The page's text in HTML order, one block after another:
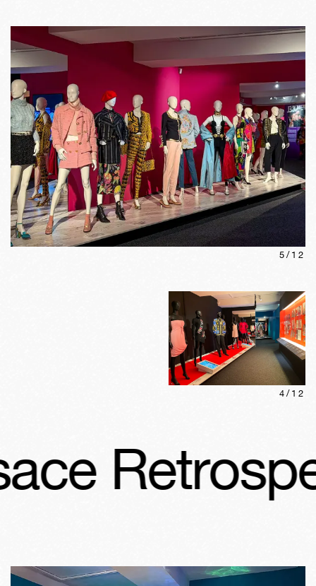
5/ 12
4/ 12